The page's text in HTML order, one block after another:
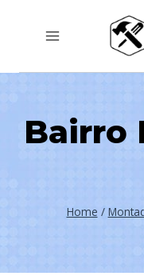
Bairro
Home /